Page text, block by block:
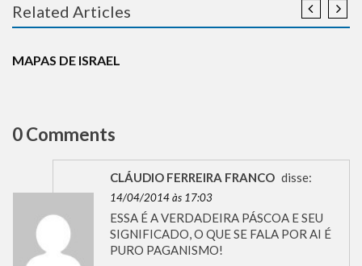
Related Articles
MAPAS DE ISRAEL
0 Comments
CLÁUDIO FERREIRA FRANCO disse:
14/04/2014 às 17:03
ESSA É A VERDADEIRA PÁSCOA E SEU
SIGNIFICADO, O QUE SE FALA POR AI É
PURO PAGANISMO!